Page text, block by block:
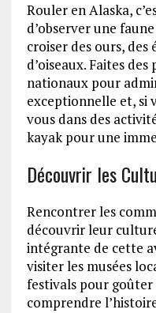
Rouler en Alaska,
d’observer une
croiser des ours,
d’oiseaux. Faites des
nationaux pour
exceptionnelle et, si
vous dans des
kayak pour une
Découvrir les
Rencontrer les
découvrir leur
intégrante de cette
visiter les musées
festivals pour
comprendre